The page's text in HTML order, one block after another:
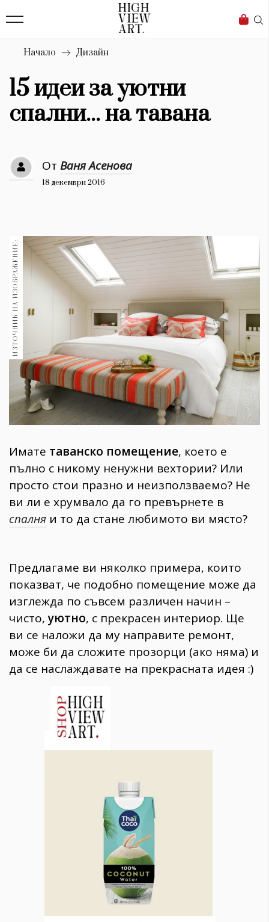
Бизнес
Мода
Dialogue
Изкуство
4340
Красота
777
Книги 1188
30+ 1970
Гурме
Пътувай
237
Здраве 389
Gentlemen
Wellness
1817
ПОСЛЕДВАЙТЕ
Начало Дизайн
15 идеи за уютни
спални... на тавана
От Ваня Асенова
18 декември 2016
ИЗТОЧНИК НА ИЗОБРАЖЕНИЕ:
Имате таванско помещение, което е
пълно с никому ненужни вехтории? Или
просто стои празно и неизползваемо? Не
ви ли е хрумвало да го превърнете в
спалня и то да стане любимото ви място?
Предлагаме ви няколко примера, които
показват, че подобно помещение може да
изглежда по съвсем различен начин –
чисто,уютно, с прекрасен интериор. Ще
ви се наложи да му направите ремонт,
може би да сложите прозорци (ако няма) и
да се наслаждавате на прекрасната идея :)